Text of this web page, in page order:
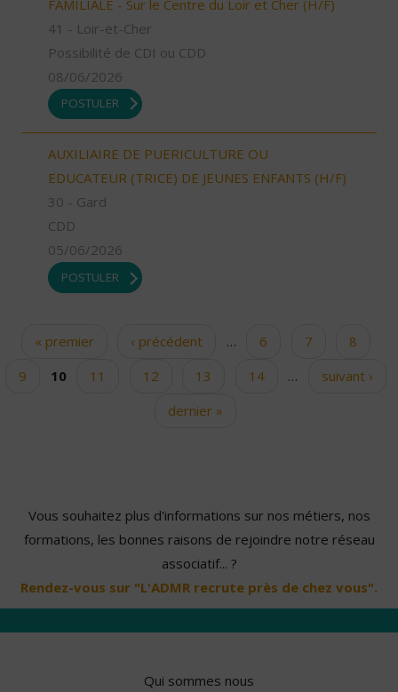
FAMILIALE - Sur le Centre du Loir et Cher (H/F)
41 - Loir-et-Cher
Possibilité de CDI ou CDD
08/06/2026
POSTULER
AUXILIAIRE DE PUERICULTURE OU
EDUCATEUR (TRICE) DE JEUNES ENFANTS (H/F)
30 - Gard
CDD
05/06/2026
POSTULER
Pages« premier ‹ précédent … 6 7
8
9
10 11 12 13 14 …
suivant ›
dernier »
Vous souhaitez plus d'informations sur nos métiers, nos
formations, les bonnes raisons de rejoindre notre réseau
associatif... ?
Rendez-vous sur "L'ADMR recrute près de chez vous".
Qui sommes nous